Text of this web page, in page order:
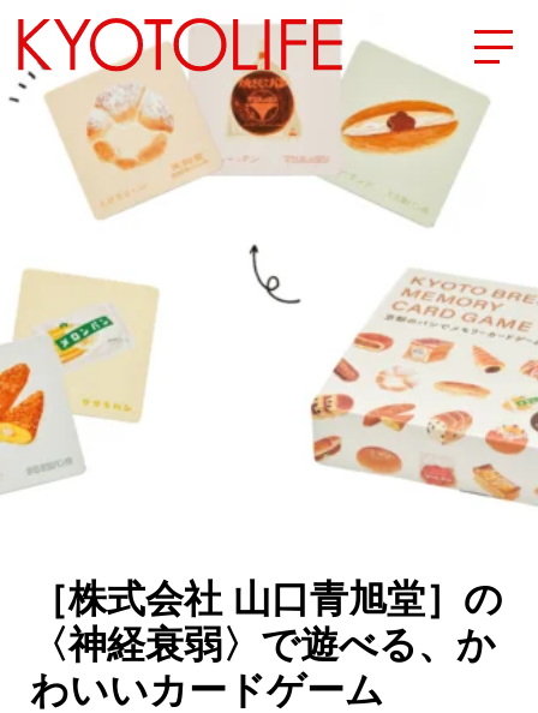
エリアから探す
地図から探す
カテゴリーから探す
SPECIAL
NEW OPEN
SERIES
ABOUT US
Instagram
［株式会社 山口青旭堂］の
〈神経衰弱〉で遊べる、か
わいいカードゲーム